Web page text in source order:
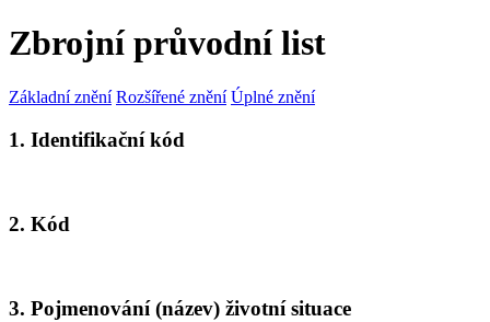
Zbrojní průvodní list
Základní znění Rozšířené znění Úplné znění
1. Identifikační kód
2. Kód
3. Pojmenování (název) životní situace